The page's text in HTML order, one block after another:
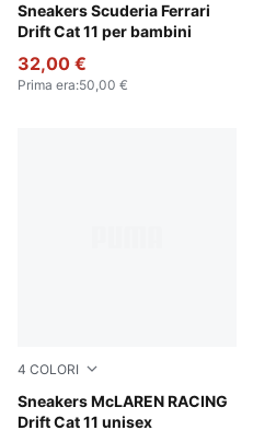
Sneakers Scuderia Ferrari
Drift Cat 11 per bambini
PUMA Black-Speed Yellow
32,00 €
Prima era:50,00 €
4 COLORI
Sneakers McLAREN RACING
Drift Cat 11 unisex
PUMA Black-Bright Papaya